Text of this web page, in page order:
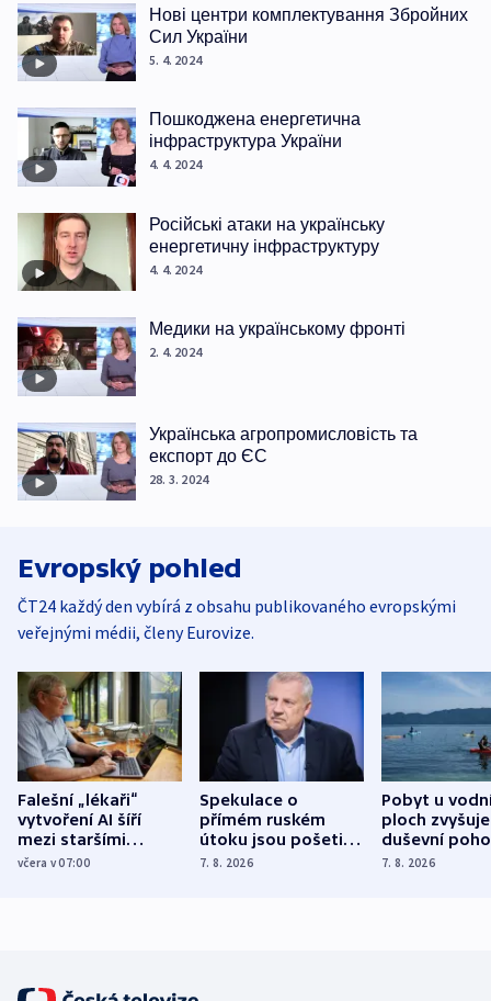
Нові центри комплектування Збройних
Сил України
5. 4. 2024
Пошкоджена енергетична
інфраструктура України
4. 4. 2024
Російські атаки на українську
енергетичну інфраструктуру
4. 4. 2024
Медики на українському фронті
2. 4. 2024
Українська агропромисловість та
експорт до ЄС
28. 3. 2024
Evropský pohled
ČT24 každý den vybírá z obsahu publikovaného evropskými
veřejnými médii, členy Eurovize.
Falešní „lékaři“
vytvoření AI šíří
mezi staršími
Poláky nebezpečné
včera v 07:00
Spekulace o
přímém ruském
útoku jsou pošetilé,
míní estonský
7. 8. 2026
Pobyt u
ploch zvyšuje
duševní
ukázala
7. 8. 2026